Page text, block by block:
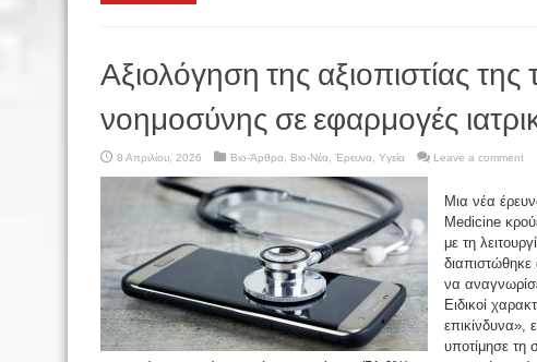
Αξιολόγηση της αξιοπιστίας της
νοημοσύνης σε εφαρμογές
8 Απριλίου, 2026 Βιο-Άρθρα Βιο-Νέα Έρευνα Υγεία Leave a comment
Μια νέα
Medicine
με τη
διαπιστώθηκε
να
Ειδικοί
επικίνδυνα»,
υποτίμησε